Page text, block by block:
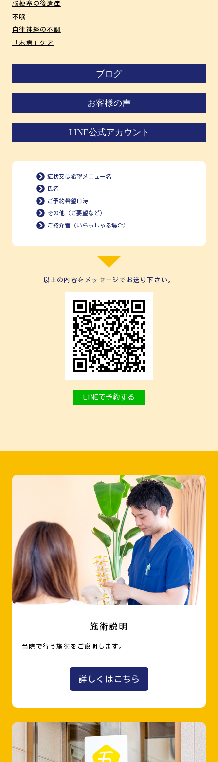
脳梗塞の後遺症
不眠
自律神経の不調
「未病」ケア
ブログ
お客様の声
LINE公式アカウント
症状又は希望メニュー名
氏名
ご予約希望日時
その他（ご要望など）
ご紹介者（いらっしゃる場合）
以上の内容をメッセージでお送り下さい。
LINEで予約する
施術説明
当院で行う施術をご説明します。
詳しくはこちら